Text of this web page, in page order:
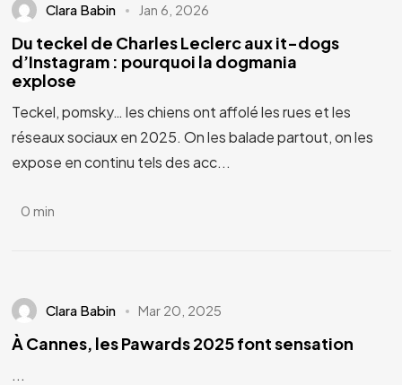
Clara Babin Jan 6, 2026
Du teckel de Charles Leclerc aux it-dogs
d’Instagram : pourquoi la dogmania
explose
Teckel, pomsky… les chiens ont affolé les rues et les
réseaux sociaux en 2025. On les balade partout, on les
expose en continu tels des acc...
0 min
Clara Babin Mar 20, 2025
À Cannes, les Pawards 2025 font sensation
...